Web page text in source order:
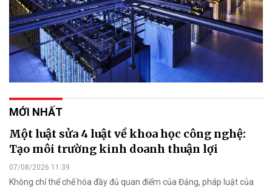
MỚI NHẤT
Một luật sửa 4 luật về khoa học công nghệ:
Tạo môi trường kinh doanh thuận lợi
07/08/2026 11:39
Không chỉ thể chế hóa đầy đủ quan điểm của Đảng, pháp luật của